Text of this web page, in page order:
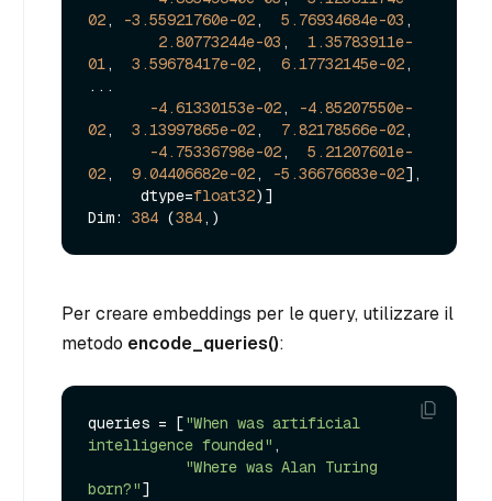
02, -3.55921760e-02, 5.76934684e-03 ,
2.80773244e-03 , 1.35783911e-
01, 3.59678417e-02, 6.17732145e-02,
...
-4.61330153e-02,
-4.85207550e-
02, 3.13997865e-02, 7.82178566e-02,
-4.75336798e-02, 5.21207601e-
02, 9.04406682e-02, -5.36676683e-02],
      dtype=
float32)]
Dim: 384 (384
Per creare embeddings per le query, utilizzare il
metodo encode_queries():
queries = ["When was artificial
intelligence founded" ,
"Where was Alan Turing
born?"]